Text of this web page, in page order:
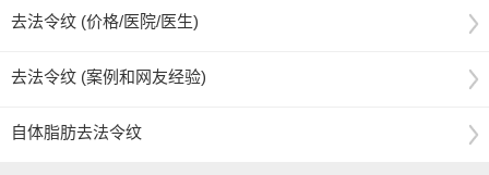
去法令纹 (价格/医院/医生)
去法令纹 (案例和网友经验)
自体脂肪去法令纹